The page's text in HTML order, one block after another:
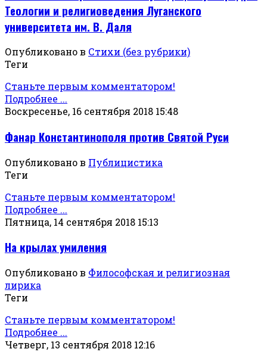
Теологии и религиоведения Луганского
университета им. В. Даля
Опубликовано в Стихи (без рубрики)
Теги
Станьте первым комментатором!
Подробнее ...
Воскресенье, 16 сентября 2018 15:48
Фанар Константинополя против Святой Руси
Опубликовано в Публицистика
Теги
Станьте первым комментатором!
Подробнее ...
Пятница, 14 сентября 2018 15:13
На крылах умиления
Опубликовано в Философская и религиозная
лирика
Теги
Станьте первым комментатором!
Подробнее ...
Четверг, 13 сентября 2018 12:16